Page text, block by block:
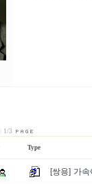
1/3
Type
[쌍용] 가속